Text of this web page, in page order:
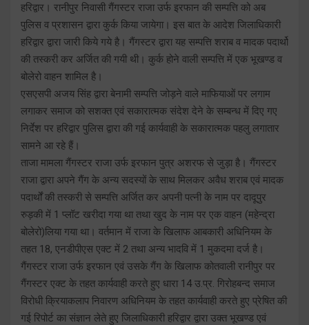
हरिद्वार। रानीपुर निवासी गैंगस्टर राजा उर्फ इरफान की सम्पत्ति को अब
पुलिस व प्रशासन द्वारा कुर्क किया जायेगा। इस बात के आदेश जिलाधिकारी
हरिद्वार द्वारा जारी किये गये है। गैंगस्टर द्वारा यह सम्पत्ति शराब व मादक पदार्थो
की तस्करी कर अर्जित की गयी थी। कुर्क होने वाली सम्पत्ति में एक भूखण्ड व
बोलेरो वाहन शामिल है।
एसएसपी अजय सिंह द्वारा बेनामी सम्पत्ति जोड़ने वाले माफियाओं पर लगाम
लगाकर समाज को सशक्त एवं सकारात्मक संदेश देने के सम्बन्ध में दिए गए
निर्देश पर हरिद्वार पुलिस द्वारा की गई कार्यवाही के सकारात्मक पहलु लगातार
सामने आ रहे हैं।
ताजा मामला गैंगस्टर राजा उर्फ इरफान पुत्र अशरफ से जुड़ा है। गैंगस्टर
राजा द्वारा अपने गैंग के अन्य सदस्यों के साथ मिलकर अवैध शराब एवं मादक
पदार्थों की तस्करी से सम्पत्ति अर्जित कर अपनी पत्नी के नाम पर दादूपुर
रुड़की में 1 प्लॉट खरीदा गया था तथा खुद के नाम पर एक वाहन (महेन्द्रा
बोलेरो)लिया गया था। वर्तमान में राजा के खिलाफ आबकारी अधिनियम के
तहत 18, एनडीपीएस एक्ट में 2 तथा अन्य भादवि में 1 मुकदमा दर्ज है।
गैंगस्टर राजा उर्फ इरफान एवं उसके गैंग के खिलाफ कोतवाली रानीपुर पर
गैंगस्टर एक्ट के तहत कार्यवाही करते हुए धारा 14 उ.प्र. गिरोहबन्द समाज
विरोधी क्रियाकलाप निवारण अधिनियम के तहत कार्यवाही करते हुए प्रेषित की
गई रिपोर्ट का संज्ञान लेते हुए जिलाधिकारी हरिद्वार द्वारा उक्त भूखण्ड एवं